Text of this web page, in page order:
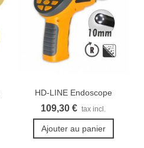
HD-LINE Endoscope
industriel...
109,30 € tax incl.
Ajouter au panier